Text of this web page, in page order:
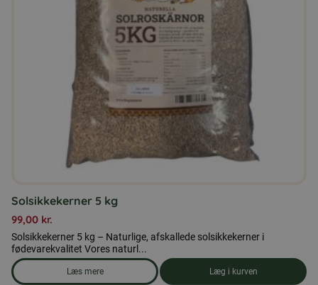
Solsikkekerner 5 kg
99,00 kr.
Solsikkekerner 5 kg – Naturlige, afskallede solsikkekerner i
fødevarekvalitet Vores naturl...
Læs mere
om produkten Solsikkekerner 5 kg
Læg i kurven